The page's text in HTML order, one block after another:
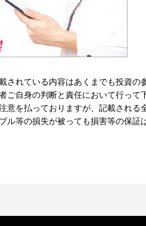
されている内容はあくまでも投資
ご自身の判断と責任において行っ
意を払っておりますが、記載される
ル等の損失が被っても損害等の保証